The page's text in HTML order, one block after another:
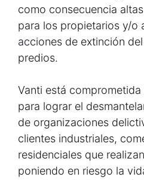
como consecuencia
para los propietarios y/o
acciones de extinción
predios.
Vanti está
para lograr el
de organizaciones
clientes industriales,
residenciales que
poniendo en riesgo la